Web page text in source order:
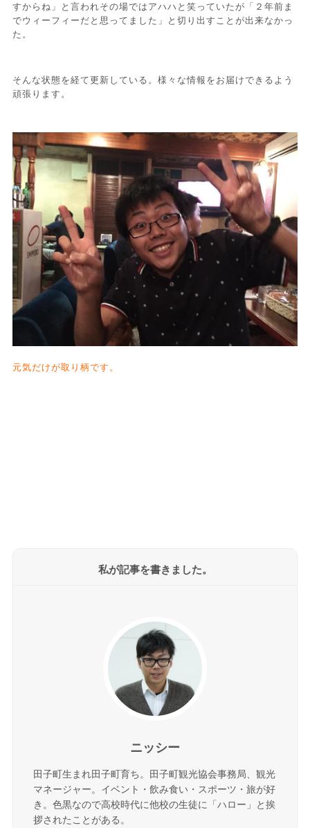
すからね」と言われその場ではアハハと笑っていたが「２年前ま
でウィーフィーだと思ってました」と切り出すことが出来なかっ
た。
そんな状態を経て更新している。様々な情報をお届けできるよう
頑張ります。
元気だけが取り柄です。
私が記事を書きました。
ニッシー
田子町生まれ田子町育ち。田子町観光協会事務局、観光
マネージャー。イベント・飲み食い・スポーツ・旅が好
き。色黒なので高校時代に他校の生徒に「ハロー」と挨
拶されたことがある。